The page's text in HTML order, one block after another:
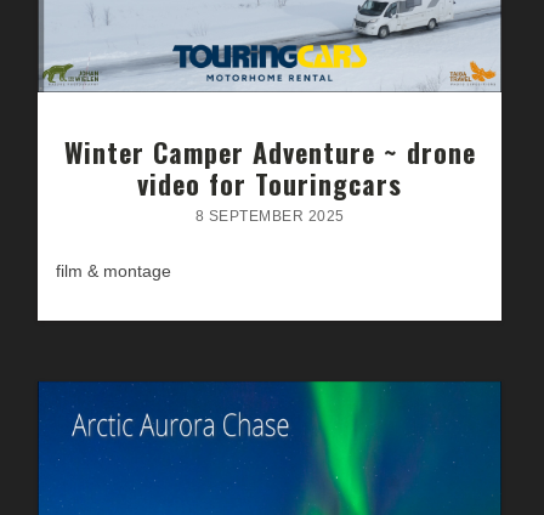
Winter Camper Adventure ~ drone
video for Touringcars
8 SEPTEMBER 2025
film & montage